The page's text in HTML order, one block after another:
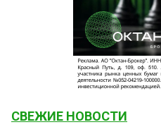
СВЕЖИЕ НОВОСТИ